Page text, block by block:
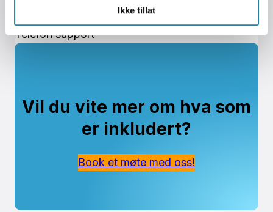
Ikke tillat
Telefon support
Vil du vite mer om hva som
er inkludert?
Book et møte med oss!